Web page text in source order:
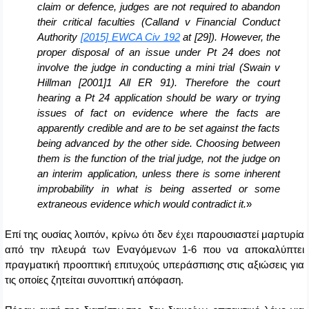
claim or defence, judges are not required to abandon
their critical faculties (Calland v Financial Conduct
Authority [2015] EWCA Civ 192at [29]). However, the
proper disposal of an issue under Pt 24 does not
involve the judge in conducting a mini trial (Swain v
Hillman [2001]1 All ER 91). Therefore the court
hearing a Pt 24 application should be wary or trying
issues of fact on evidence where the facts are
apparently credible and are to be set against the facts
being advanced by the other side. Choosing between
them is the function of the trial judge, not the judge on
an interim application, unless there is some inherent
improbability in what is being asserted or some
extraneous evidence which would contradict it.»
Επί της ουσίας λοιπόν, κρίνω ότι δεν έχει παρουσιαστεί μαρτυρία
από την πλευρά των Εναγόμενων 1-6 που να αποκαλύπτει
πραγματική προοπτική επιτυχούς υπεράσπισης στις αξιώσεις για
τις οποίες ζητείται συνοπτική απόφαση.